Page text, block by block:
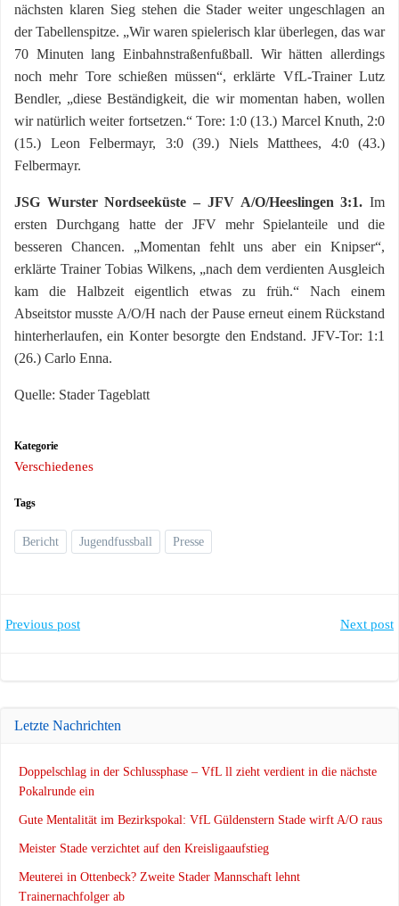
nächsten klaren Sieg stehen die Stader weiter ungeschlagen an
der Tabellenspitze. „Wir waren spielerisch klar überlegen, das war
70 Minuten lang Einbahnstraßenfußball. Wir hätten allerdings
noch mehr Tore schießen müssen“, erklärte VfL-Trainer Lutz
Bendler, „diese Beständigkeit, die wir momentan haben, wollen
wir natürlich weiter fortsetzen.“ Tore: 1:0 (13.) Marcel Knuth, 2:0
(15.) Leon Felbermayr, 3:0 (39.) Niels Matthees, 4:0 (43.)
Felbermayr.
JSG Wurster Nordseeküste – JFV A/O/Heeslingen 3:1. Im
ersten Durchgang hatte der JFV mehr Spielanteile und die
besseren Chancen. „Momentan fehlt uns aber ein Knipser“,
erklärte Trainer Tobias Wilkens, „nach dem verdienten Ausgleich
kam die Halbzeit eigentlich etwas zu früh.“ Nach einem
Abseitstor musste A/O/H nach der Pause erneut einem Rückstand
hinterherlaufen, ein Konter besorgte den Endstand. JFV-Tor: 1:1
(26.) Carlo Enna.
Quelle: Stader Tageblatt
Kategorie
Verschiedenes
Tags
Bericht Jugendfussball Presse
Post
Previous post Next post
Letzte Nachrichten
Doppelschlag in der Schlussphase – VfL ll zieht verdient in die nächste
Pokalrunde ein
Gute Mentalität im Bezirkspokal: VfL Güldenstern Stade wirft A/O raus
Meister Stade verzichtet auf den Kreisligaaufstieg
Meuterei in Ottenbeck? Zweite Stader Mannschaft lehnt
Trainernachfolger ab